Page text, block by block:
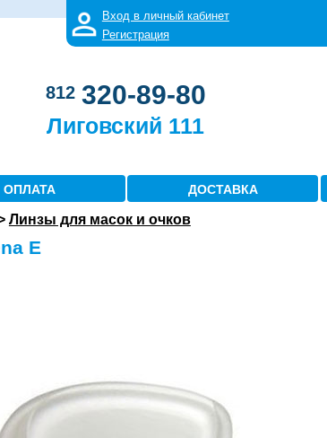
Вход в личный кабинет
Регистрация
812 320-89-80
Лиговский 111
ОПЛАТА ДОСТАВКА
Линзы для масок и очков
E